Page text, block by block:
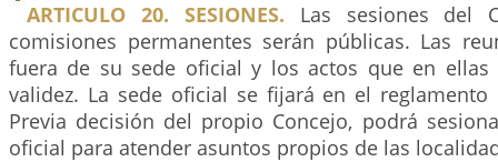
ARTICULO 20. SESIONES. Las sesiones del
comisiones permanentes serán públicas. Las
fuera de su sede oficial y los actos que en ellas
validez. La sede oficial se fijará en el reglamento
Previa decisión del propio Concejo, podrá
oficial para atender asuntos propios de las